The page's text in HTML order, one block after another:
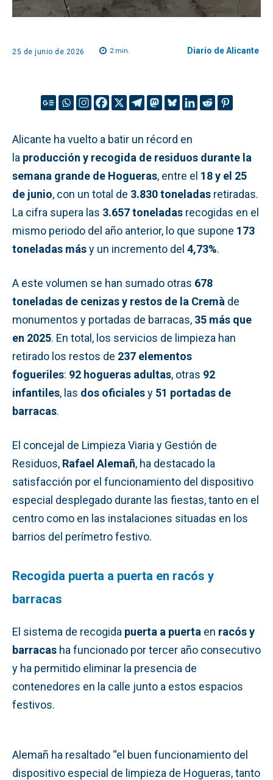
25 de junio de 2026 2min. Diario de Alicante
Alicante ha vuelto a batir un récord en
la producción y recogida de residuos durante la
semana grande de Hogueras, entre el 18 y el 25
de junio, con un total de 3.830 toneladas retiradas.
La cifra supera las 3.657 toneladas recogidas en el
mismo periodo del año anterior, lo que supone 173
toneladas másy un incremento del 4,73%.
A este volumen se han sumado otras 678
toneladas de cenizas y restos de la Cremà de
monumentos y portadas de barracas, 35 más que
en 2025. En total, los servicios de limpieza han
retirado los restos de 237 elementos
fogueriles: 92 hogueras adultas, otras 92
infantiles, las dos oficialesy 51 portadas de
barracas.
El concejal de Limpieza Viaria y Gestión de
Residuos, Rafael Alemañ, ha destacado la
satisfacción por el funcionamiento del dispositivo
especial desplegado durante las fiestas, tanto en el
centro como en las instalaciones situadas en los
barrios del perímetro festivo.
Recogida puerta a puerta en racós y
barracas
El sistema de recogida puerta a puerta en racós y
barracas ha funcionado por tercer año consecutivo
y ha permitido eliminar la presencia de
contenedores en la calle junto a estos espacios
festivos.
Alemañ ha resaltado “el buen funcionamiento del
dispositivo especial de limpieza de Hogueras, tanto